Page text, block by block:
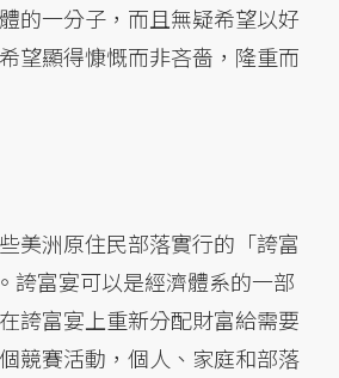
的一分子，而且無疑希望以好
望顯得慷慨而非吝嗇，隆重而
美洲原住民部落實行的「誇富
誇富宴可以是經濟體系的一部
誇富宴上重新分配財富給需要
競賽活動，個人、家庭和部落